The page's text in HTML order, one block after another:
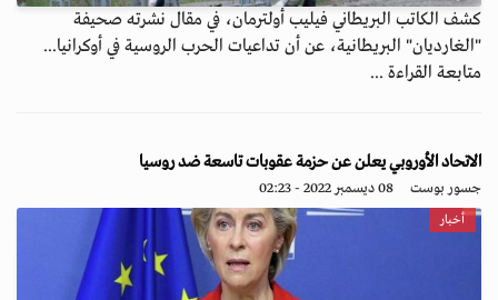
كشف الكاتب البريطاني فيليب أولترمان، في مقال نشرته صحيفة
"الغارديان" البريطانية، عن أن تداعيات الحرب الروسية في أوكرانيا...
متابعة القراءة ...
الاتحاد الأوروبي يعلن عن حزمة عقوبات تاسعة ضد روسيا
جسور بوست 08 ديسمبر 2022 - 02:23
أخبار